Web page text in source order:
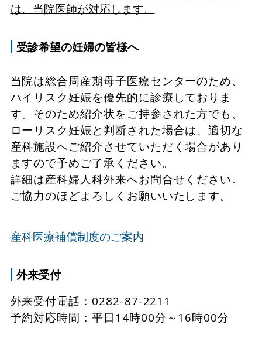
は、当院医師が対応します。
受診希望の妊婦の皆様へ
当院は総合周産期母子医療センターのため、
ハイリスク妊娠を優先的に診療しておりま
す。そのため紹介状をご持参された方でも、
ローリスク妊娠と判断された場合は、適切な
産科施設へご紹介させていただく場合があり
ますので予めご了承ください。
詳細は産科婦人科外来へお問合せください。
ご協力のほどよろしくお願いいたします。
産科医療補償制度のご案内
外来受付
外来受付電話：0282-87-2211
予約対応時間：平日14時00分～16時00分